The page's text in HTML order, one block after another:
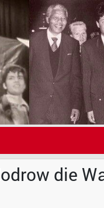
die